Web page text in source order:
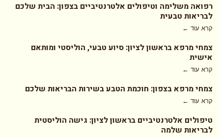
רפואה משלימה וטיפולים אלטרנטיביים בצפון: הבית שלכם
לבריאות טבעית
קרא עוד ←
צמחי מרפא בראשון לציון: סיוע טבעי, הוליסטי ומותאם
אישית
קרא עוד ←
צמחי מרפא בצפון: חוכמת הטבע בשירות הבריאות שלכם
קרא עוד ←
טיפולים אלטרנטיביים בראשון לציון: גישה הוליסטית
לבריאות שלמה